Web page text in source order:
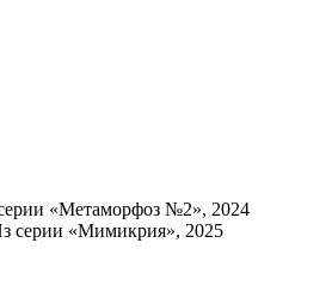
«Метаморфоз №2», 2024